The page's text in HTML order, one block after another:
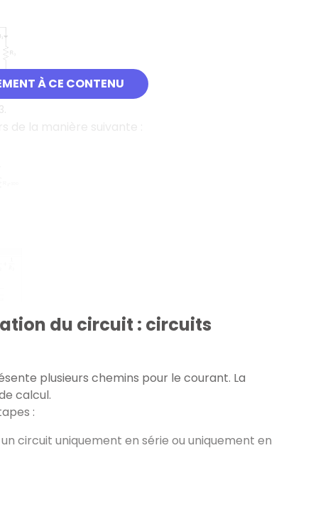
À CE CONTENU
3
du circuit : circuits
plusieurs chemins pour le courant. La
calcul.
:
circuit uniquement en série ou uniquement en